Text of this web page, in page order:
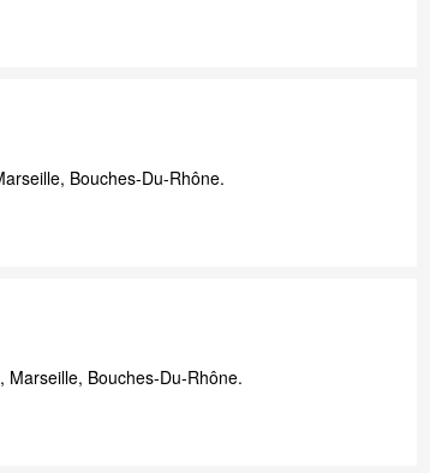
Bouches-Du-Rhône.
Bouches-Du-Rhône.